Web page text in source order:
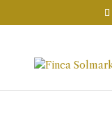
Hem Kiwi